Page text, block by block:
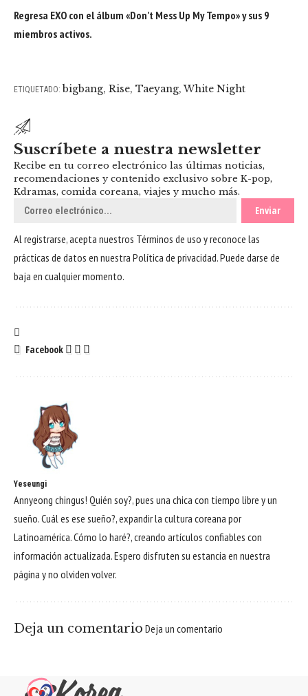
Regresa EXO con el álbum «Don’t Mess Up My Tempo» y sus 9
miembros activos.
ETIQUETADO: bigbang, Rise, Taeyang,White Night
Suscríbete a nuestra newsletter
Recibe en tu correo electrónico las últimas noticias,
recomendaciones y contenido exclusivo sobre K-pop,
Kdramas, comida coreana, viajes y mucho más.
Al registrarse, acepta nuestros Términos de uso y reconoce las
prácticas de datos en nuestra Política de privacidad. Puede darse de
baja en cualquier momento.
Facebook
Yeseungi
Annyeong chingus! Quién soy?, pues una chica con tiempo libre y un
sueño. Cuál es ese sueño?, expandir la cultura coreana por
Latinoamérica. Cómo lo haré?, creando artículos confiables con
información actualizada. Espero disfruten su estancia en nuestra
página y no olviden volver.
Deja un comentario Deja un comentario